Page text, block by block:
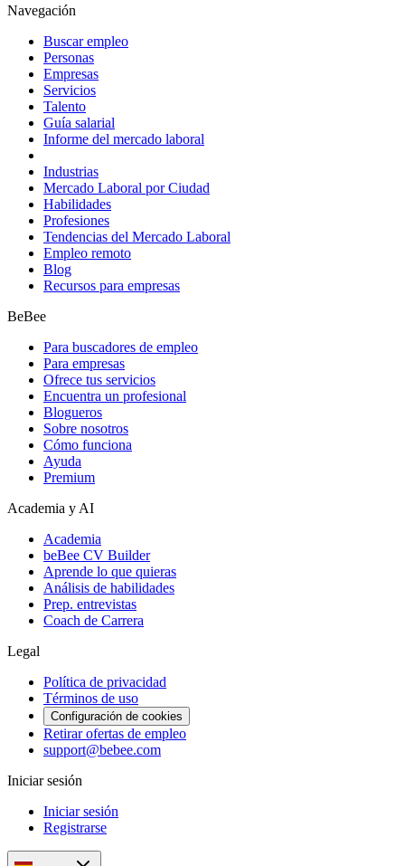
Navegación
Buscar empleo
Personas
Empresas
Servicios
Talento
Guía salarial
Informe del mercado laboral
Industrias
Mercado Laboral por Ciudad
Habilidades
Profesiones
Tendencias del Mercado Laboral
Empleo remoto
Blog
Recursos para empresas
BeBee
Para buscadores de empleo
Para empresas
Ofrece tus servicios
Encuentra un profesional
Blogueros
Sobre nosotros
Cómo funciona
Ayuda
Premium
Academia y AI
Academia
beBee CV Builder
Aprende lo que quieras
Análisis de habilidades
Prep. entrevistas
Coach de Carrera
Legal
Política de privacidad
Términos de uso
Configuración de cookies
Retirar ofertas de empleo
support@bebee.com
Iniciar sesión
Iniciar sesión
Registrarse